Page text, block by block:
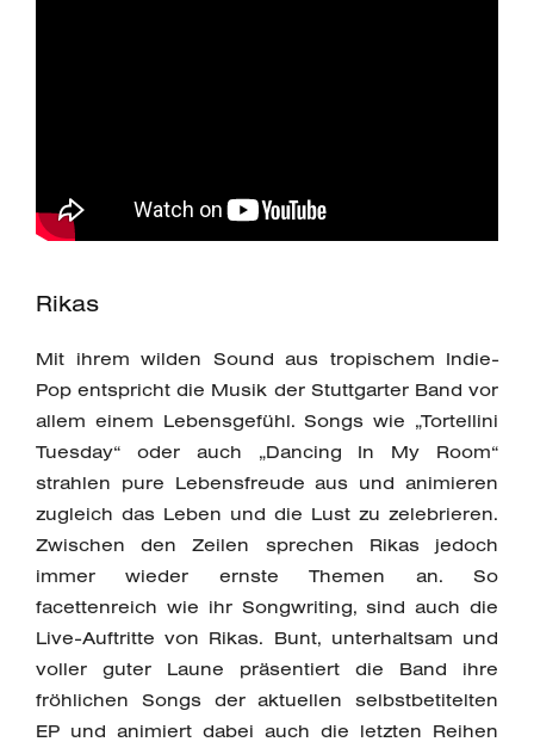
Rikas
Mit ihrem wilden Sound aus tropischem Indie-
Pop entspricht die Musik der Stuttgarter Band vor
allem einem Lebensgefühl. Songs wie „Tortellini
Tuesday“ oder auch „Dancing In My Room“
strahlen pure Lebensfreude aus und animieren
zugleich das Leben und die Lust zu zelebrieren.
Zwischen den Zeilen sprechen Rikas jedoch
immer wieder ernste Themen an. So
facettenreich wie ihr Songwriting, sind auch die
Live-Auftritte von Rikas. Bunt, unterhaltsam und
voller guter Laune präsentiert die Band ihre
fröhlichen Songs der aktuellen selbstbetitelten
EP und animiert dabei auch die letzten Reihen